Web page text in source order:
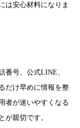
は安心材料になりま
番号、公式LINE、
だけ早めに情報を整
者が迷いやすくなる
が親切です。